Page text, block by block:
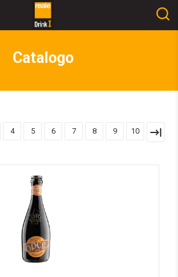
Catalogo
4 5 6 7 8 9 10